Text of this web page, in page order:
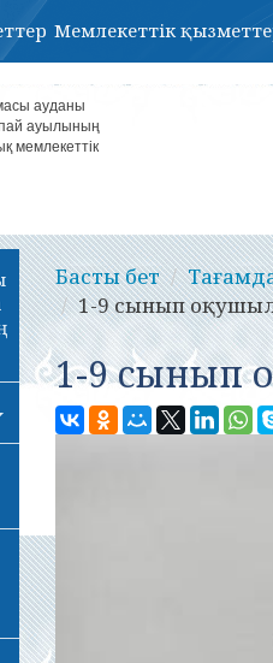
Мемлекеттік
ауданы
ауылының
мемлекеттік
Басты бет
1-9 сынып
1-9 сынып